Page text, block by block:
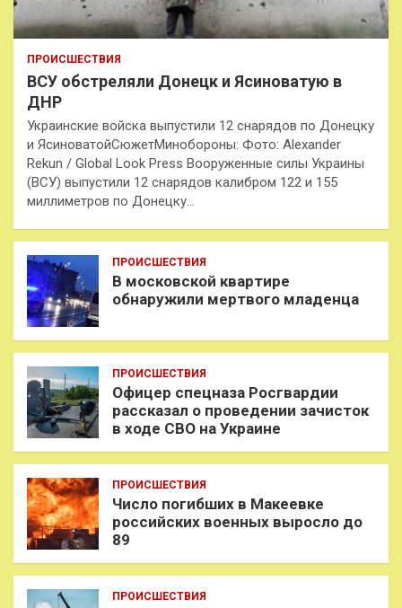
ПРОИСШЕСТВИЯ
ВСУ обстреляли Донецк и Ясиноватую в
ДНР
Украинские войска выпустили 12 снарядов по Донецку
и ЯсиноватойСюжетМинобороны: Фото: Alexander
Rekun / Global Look Press Вооруженные силы Украины
(ВСУ) выпустили 12 снарядов калибром 122 и 155
миллиметров по Донецку…
ПРОИСШЕСТВИЯ
В московской квартире
обнаружили мертвого младенца
ПРОИСШЕСТВИЯ
Офицер спецназа Росгвардии
рассказал о проведении зачисток
в ходе СВО на Украине
ПРОИСШЕСТВИЯ
Число погибших в Макеевке
российских военных выросло до
89
ПРОИСШЕСТВИЯ